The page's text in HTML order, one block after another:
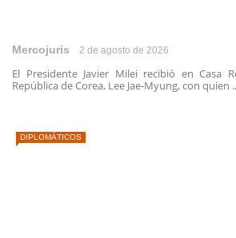
Mercojuris 2 de agosto de 2026
El Presidente Javier Milei recibió en Casa
República de Corea, Lee Jae-Myung, con quien
DIPLOMÁTICOS